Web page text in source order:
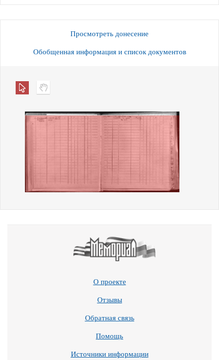
Просмотреть донесение
Обобщенная информация и список документов
О проекте
Отзывы
Обратная связь
Помощь
Источники информации